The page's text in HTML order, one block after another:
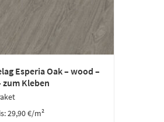
Esperia Oak – wood –
zum Kleben
29,90€/m²